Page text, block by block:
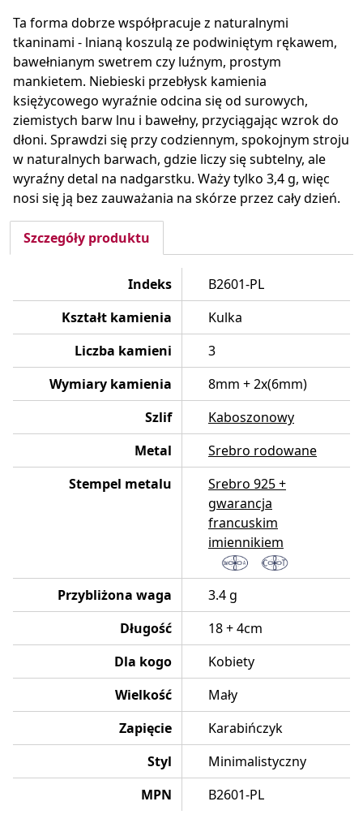
Ta forma dobrze współpracuje z naturalnymi
tkaninami - lnianą koszulą ze podwiniętym rękawem,
bawełnianym swetrem czy luźnym, prostym
mankietem. Niebieski przebłysk kamienia
księżycowego wyraźnie odcina się od surowych,
ziemistych barw lnu i bawełny, przyciągając wzrok do
dłoni. Sprawdzi się przy codziennym, spokojnym stroju
w naturalnych barwach, gdzie liczy się subtelny, ale
wyraźny detal na nadgarstku. Waży tylko 3,4 g, więc
nosi się ją bez zauważania na skórze przez cały dzień.
Szczegóły produktu
Indeks
B2601-PL
Kształt kamienia
Kulka
Liczba kamieni
3
Wymiary kamienia
8mm + 2x(6mm)
Szlif
Kaboszonowy
Metal
Srebro rodowane
Stempel metalu
Srebro 925 +
gwarancja
francuskim
imiennikiem
Przybliżona waga
3.4 g
Długość
18 + 4cm
Dla kogo
Kobiety
Wielkość
Mały
Zapięcie
Karabińczyk
Styl
Minimalistyczny
MPN
B2601-PL